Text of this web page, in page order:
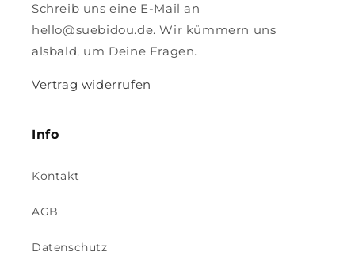
Schreib uns eine E-Mail an
hello@suebidou.de. Wir kümmern uns
alsbald, um Deine Fragen.
Vertrag widerrufen
Info
Kontakt
AGB
Datenschutz